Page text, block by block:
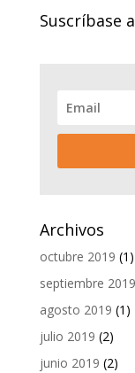
Suscríbase
Archivos
octubre 2019 (1)
septiembre 2019
agosto 2019 (1)
julio 2019 (2)
junio 2019 (2)